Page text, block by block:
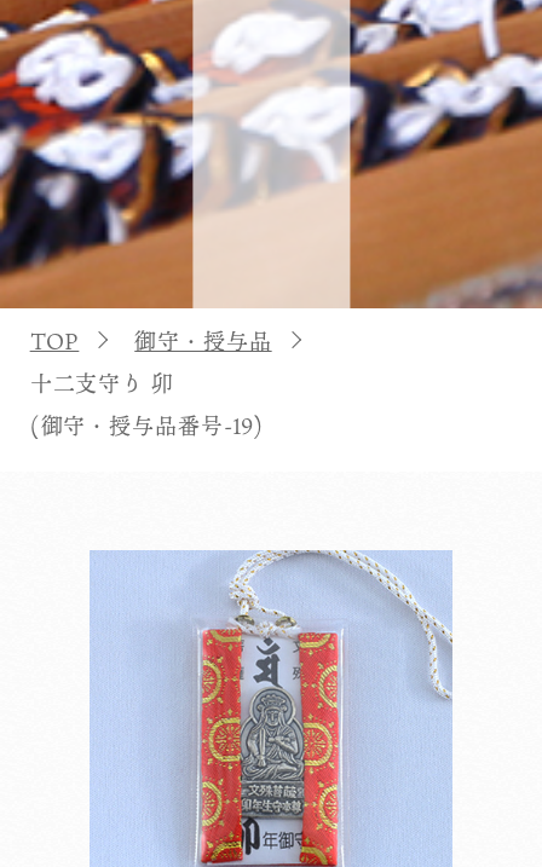
TOP
御守・授与品
十二支守り 卯
(御守・授与品番号-19)